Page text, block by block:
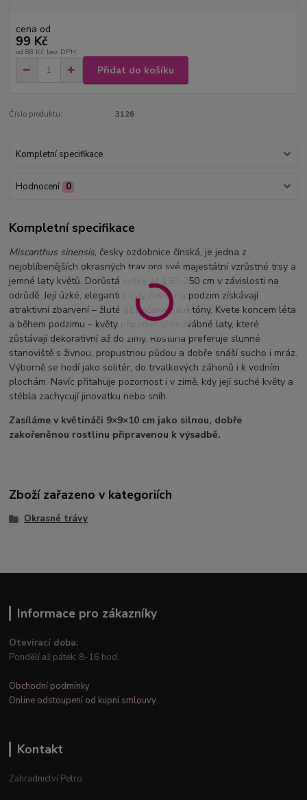
cena od
99 Kč
od 88 Kč bez DPH
Přidat do košíku
Číslo produktu: 3126
Kompletní specifikace
Hodnocení 0
Kompletní specifikace
Miscanthus sinensis, česky ozdobnice čínská, je jedna z
nejoblíbenějších okrasných trav pro své majestátní vzrůstné trsy a
jemné laty květů. Dorůstá výšky až 150–250 cm v závislosti na
odrůdě. Její úzké, elegantní listy často na podzim získávají
atraktivní zbarvení – žluté až načervenalé tóny. Kvete koncem léta
a během podzimu – květy připomínají hedvábné laty, které
zůstávají dekorativní až do zimy. Rostlina preferuje slunné
stanoviště s živnou, propustnou půdou a dobře snáší sucho i mráz.
Výborně se hodí jako solitér, do trvalkových záhonů i k vodním
plochám. Navíc přitahuje pozornost i v zimě, kdy její suché květy a
stébla zachycují jinovatku nebo sníh.
Zasíláme v květináči 9×9×10 cm jako silnou, dobře
zakořeněnou rostlinu připravenou k výsadbě.
Zboží zařazeno v kategoriích
Okrasné trávy
Informace pro zákazníky
Otevírací doba:
Pondělí až pátek: 8-16 hod.
Obchodní podmínky
Online odstoupení od kupní smlouvy
Kontakt
Zahradnictví Petro